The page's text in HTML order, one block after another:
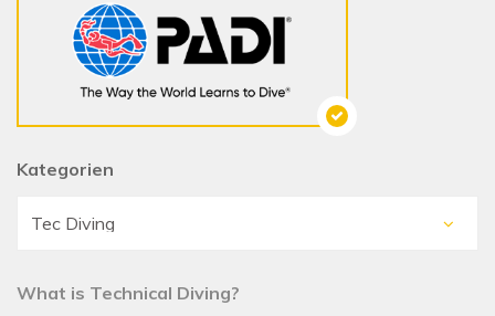
Kategorien
What is Technical Diving?